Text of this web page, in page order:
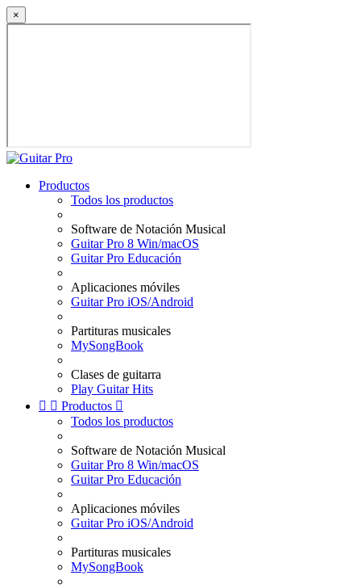
×
Productos
Todos los productos
Software de Notación Musical
Guitar Pro 8 Win/macOS
Guitar Pro Educación
Aplicaciones móviles
Guitar Pro iOS/Android
Partituras musicales
MySongBook
Clases de guitarra
Play Guitar Hits
  Productos 
Todos los productos
Software de Notación Musical
Guitar Pro 8 Win/macOS
Guitar Pro Educación
Aplicaciones móviles
Guitar Pro iOS/Android
Partituras musicales
MySongBook